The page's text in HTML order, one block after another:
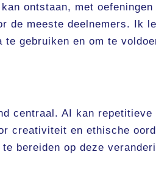
ontstaan, met
de meeste deelnemers. Ik
gebruiken en om te
centraal. AI kan repetitieve
creativiteit en ethische
bereiden op deze